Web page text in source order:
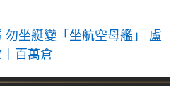
坐艇變「坐航空母艦」 盧
百萬倉